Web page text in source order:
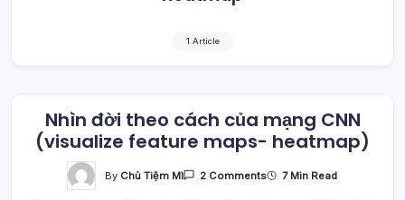
1 Article
Nhìn đời theo cách của mạng CNN
(visualize feature maps- heatmap)
By Chủ Tiệm Mì 2 CommentsOn 7 Min Read